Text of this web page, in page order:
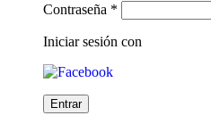
Contraseña *
Iniciar sesión con